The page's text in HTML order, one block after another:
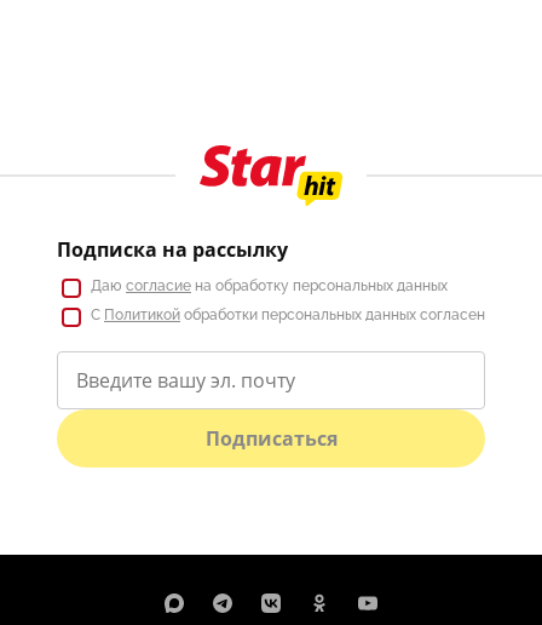
Подписка на рассылку
Даю согласие на обработку персональных данных
С Политикой обработки персональных данных согласен
Подписаться